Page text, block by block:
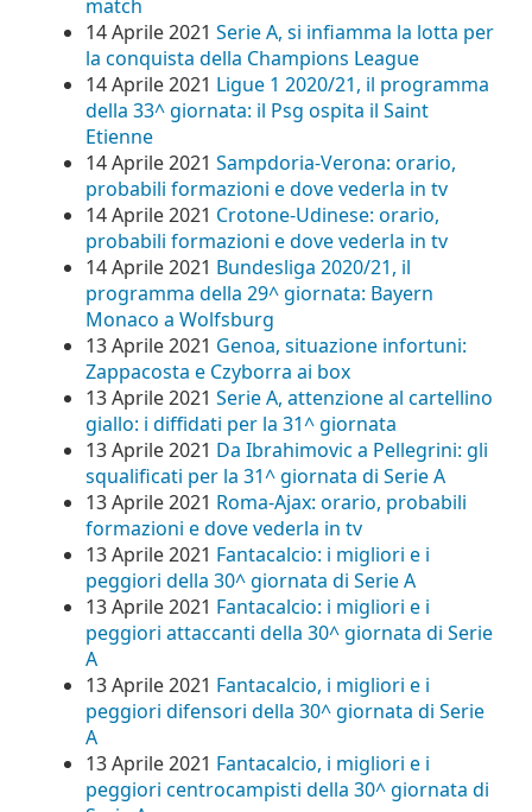
match
14 Aprile 2021 Serie A, si infiamma la lotta per
la conquista della Champions League
14 Aprile 2021 Ligue 1 2020/21, il programma
della 33^ giornata: il Psg ospita il Saint
Etienne
14 Aprile 2021 Sampdoria-Verona: orario,
probabili formazioni e dove vederla in tv
14 Aprile 2021 Crotone-Udinese: orario,
probabili formazioni e dove vederla in tv
14 Aprile 2021 Bundesliga 2020/21, il
programma della 29^ giornata: Bayern
Monaco a Wolfsburg
13 Aprile 2021 Genoa, situazione infortuni:
Zappacosta e Czyborra ai box
13 Aprile 2021 Serie A, attenzione al cartellino
giallo: i diffidati per la 31^ giornata
13 Aprile 2021 Da Ibrahimovic a Pellegrini: gli
squalificati per la 31^ giornata di Serie A
13 Aprile 2021 Roma-Ajax: orario, probabili
formazioni e dove vederla in tv
13 Aprile 2021 Fantacalcio: i migliori e i
peggiori della 30^ giornata di Serie A
13 Aprile 2021 Fantacalcio: i migliori e i
peggiori attaccanti della 30^ giornata di Serie
A
13 Aprile 2021 Fantacalcio, i migliori e i
peggiori difensori della 30^ giornata di Serie
A
13 Aprile 2021 Fantacalcio, i migliori e i
peggiori centrocampisti della 30^ giornata di